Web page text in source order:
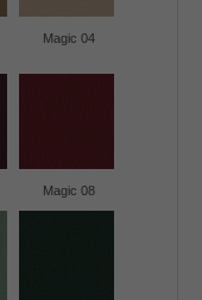
Magic 04
Magic 08